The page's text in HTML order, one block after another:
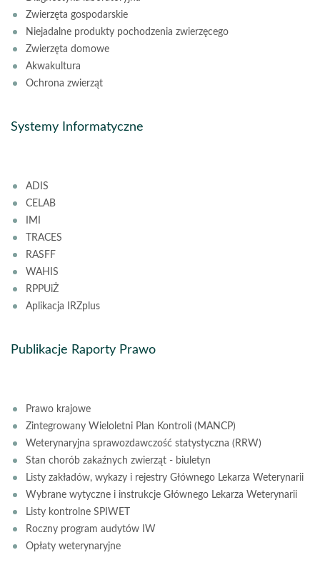
Zwierzęta gospodarskie
Niejadalne produkty pochodzenia zwierzęcego
Zwierzęta domowe
Akwakultura
Ochrona zwierząt
Systemy Informatyczne
ADIS
CELAB
IMI
TRACES
RASFF
WAHIS
RPPUiŻ
Aplikacja IRZplus
Publikacje Raporty Prawo
Prawo krajowe
Zintegrowany Wieloletni Plan Kontroli (MANCP)
Weterynaryjna sprawozdawczość statystyczna (RRW)
Stan chorób zakaźnych zwierząt - biuletyn
Listy zakładów, wykazy i rejestry Głównego Lekarza Weterynarii
Wybrane wytyczne i instrukcje Głównego Lekarza Weterynarii
Listy kontrolne SPIWET
Roczny program audytów IW
Opłaty weterynaryjne